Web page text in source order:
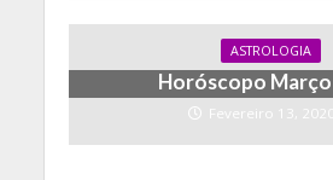
ASTROLOGIA
Horóscopo
Fevereiro 13,